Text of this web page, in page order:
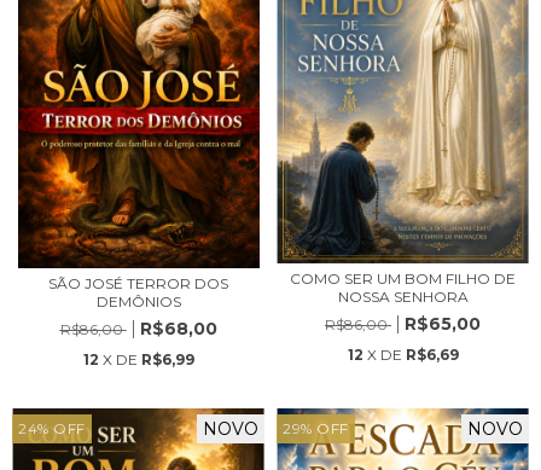
SÃO JOSÉ TERROR DOS
DEMÔNIOS
R$86,00
R$68,00
12 X DE R$6,99
COMO SER UM BOM FILHO DE
NOSSA SENHORA
R$86,00
R$65,00
12 X DE R$6,69
24% OFF NOVO 29% OFF NOVO